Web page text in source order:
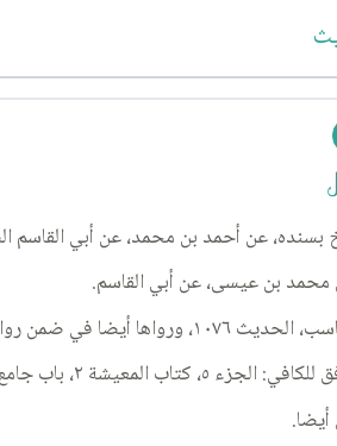
أحمد بن محمد، عن أبي القاسم الصيقل، قال: كتبت إليه
محمد بن عيسى، عن أبي القاسم.
١٠٣، الحديث ١٠، والوافي والوسائل عن كل مورد مثله.